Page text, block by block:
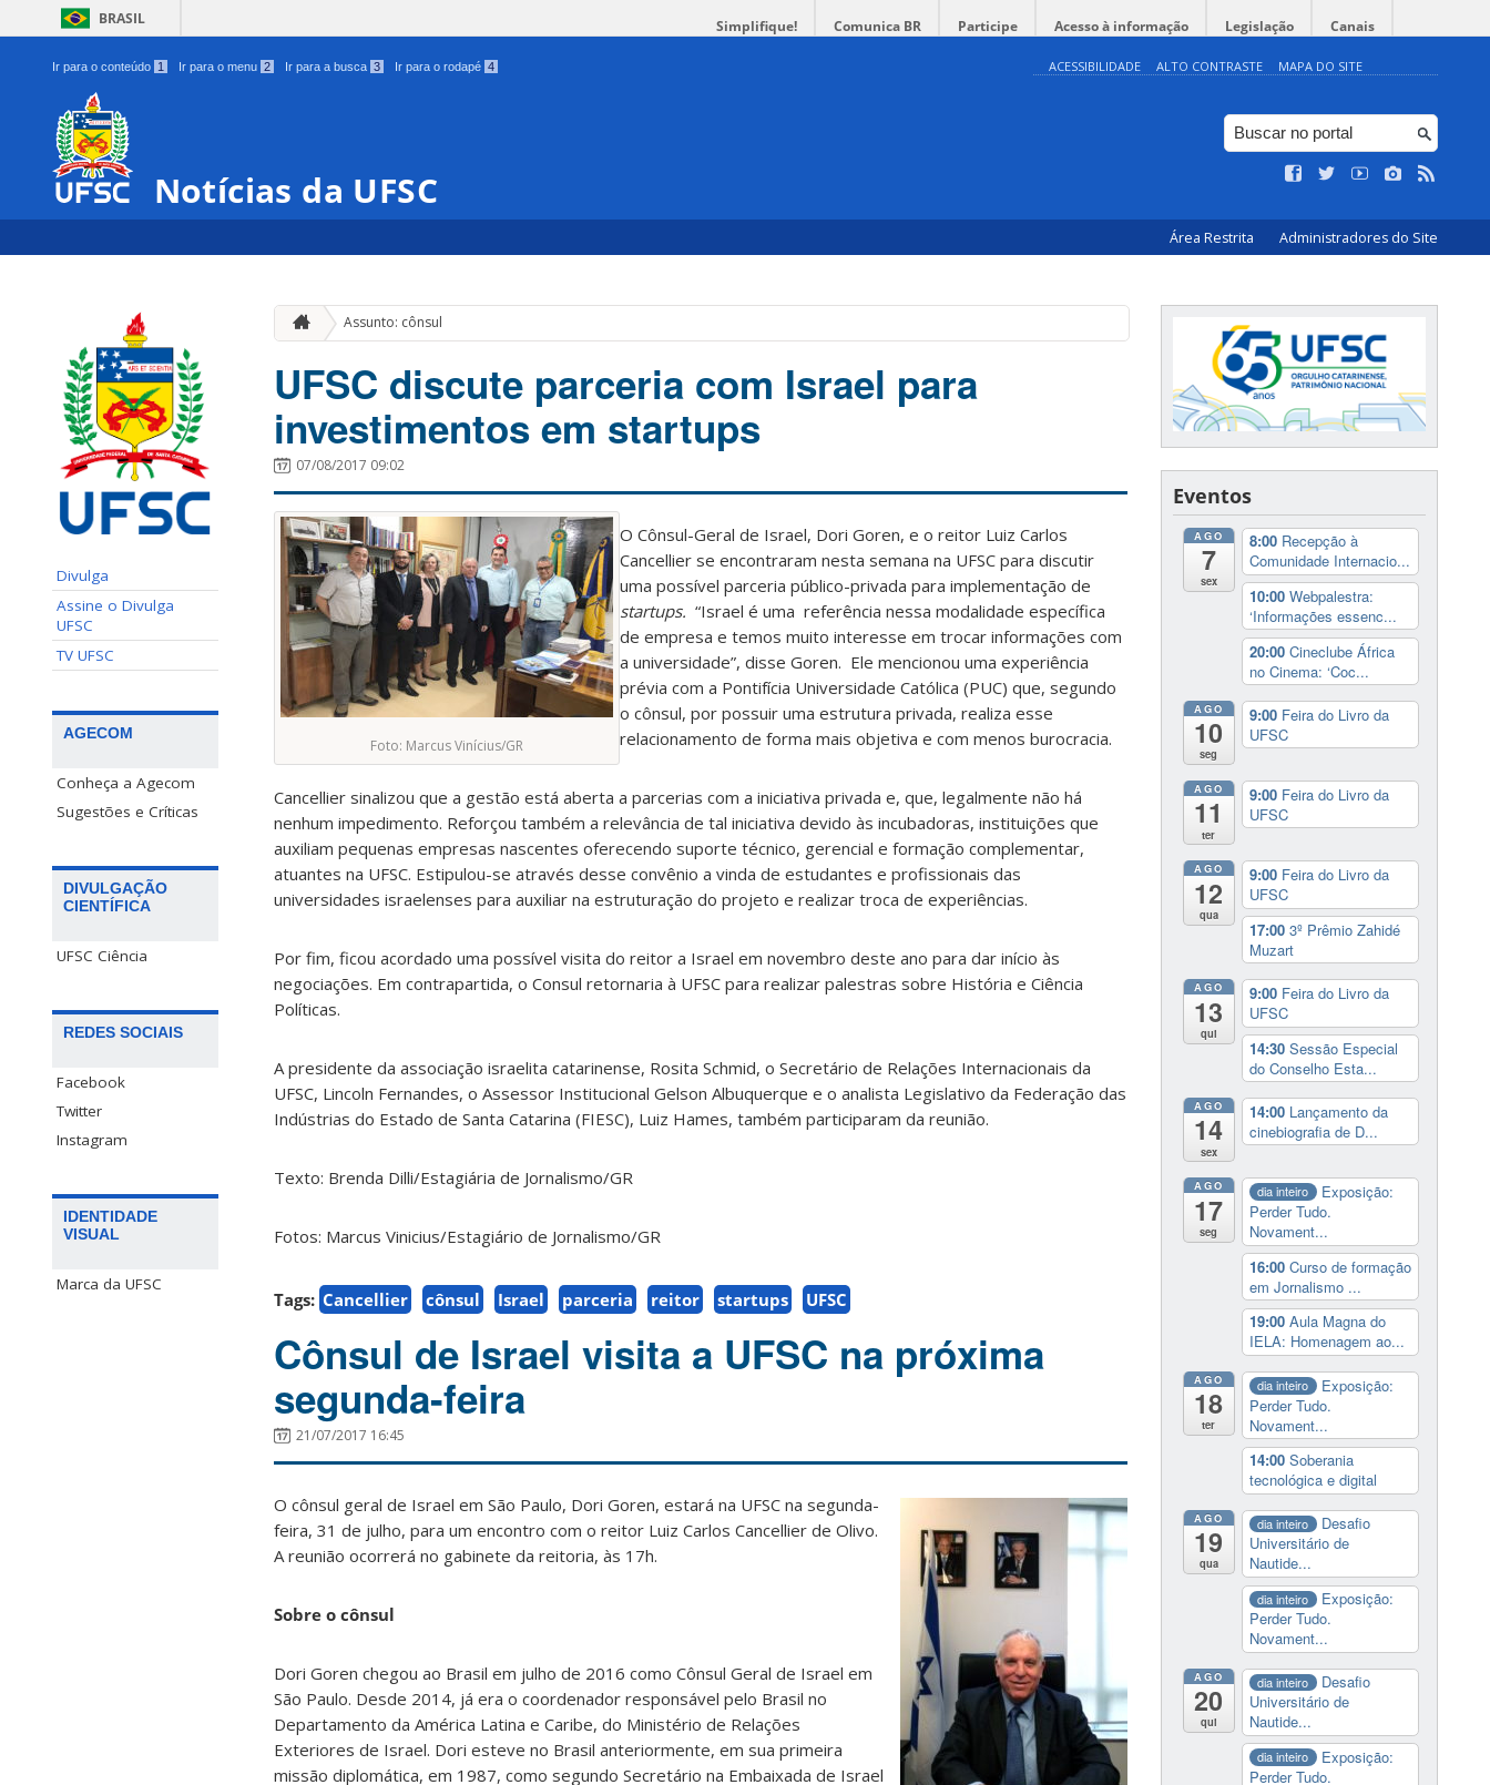
BRASIL Simplifique! Comunica BR Participe Acesso à informação Legislação Canais
Ir para o conteúdo 1 Ir para o menu 2 Ir para a busca 3 Ir para o rodapé 4 ACESSIBILIDADE ALTO CONTRASTE MAPA DO SITE
Notícias da UFSC
Área Restrita Administradores do Site
Divulga
Assine o Divulga
UFSC
TV UFSC
AGECOM
Conheça a Agecom
Sugestões e Críticas
DIVULGAÇÃO
CIENTÍFICA
UFSC Ciência
REDES SOCIAIS
Facebook
Twitter
Instagram
IDENTIDADE
VISUAL
Marca da UFSC
Assunto: cônsul
UFSC discute parceria com Israel para
investimentos em startups
07/08/2017 09:02
Foto: Marcus Vinícius/GR
O Cônsul-Geral de Israel, Dori Goren, e o reitor Luiz Carlos
Cancellier se encontraram nesta semana na UFSC para discutir
uma possível parceria público-privada para implementação de
startups. “Israel é uma referência nessa modalidade específica
de empresa e temos muito interesse em trocar informações com
a universidade”, disse Goren. Ele mencionou uma experiência
prévia com a Pontifícia Universidade Católica (PUC) que, segundo
o cônsul, por possuir uma estrutura privada, realiza esse
relacionamento de forma mais objetiva e com menos burocracia.
Cancellier sinalizou que a gestão está aberta a parcerias com a iniciativa privada e, que, legalmente não há
nenhum impedimento. Reforçou também a relevância de tal iniciativa devido às incubadoras, instituições que
auxiliam pequenas empresas nascentes oferecendo suporte técnico, gerencial e formação complementar,
atuantes na UFSC. Estipulou-se através desse convênio a vinda de estudantes e profissionais das
universidades israelenses para auxiliar na estruturação do projeto e realizar troca de experiências.
Por fim, ficou acordado uma possível visita do reitor a Israel em novembro deste ano para dar início às
negociações. Em contrapartida, o Consul retornaria à UFSC para realizar palestras sobre História e Ciência
Políticas.
A presidente da associação israelita catarinense, Rosita Schmid, o Secretário de Relações Internacionais da
UFSC, Lincoln Fernandes, o Assessor Institucional Gelson Albuquerque e o analista Legislativo da Federação das
Indústrias do Estado de Santa Catarina (FIESC), Luiz Hames, também participaram da reunião.
Texto: Brenda Dilli/Estagiária de Jornalismo/GR
Fotos: Marcus Vinicius/Estagiário de Jornalismo/GR
Tags: Cancellier cônsul Israel parceria reitor startups UFSC
Cônsul de Israel visita a UFSC na próxima
segunda-feira
21/07/2017 16:45
O cônsul geral de Israel em São Paulo, Dori Goren, estará na UFSC na segunda-
feira, 31 de julho, para um encontro com o reitor Luiz Carlos Cancellier de Olivo.
A reunião ocorrerá no gabinete da reitoria, às 17h.
Sobre o cônsul
Dori Goren chegou ao Brasil em julho de 2016 como Cônsul Geral de Israel em
São Paulo. Desde 2014, já era o coordenador responsável pelo Brasil no
Departamento da América Latina e Caribe, do Ministério de Relações
Exteriores de Israel. Dori esteve no Brasil anteriormente, em sua primeira
missão diplomática, em 1987, como segundo Secretário na Embaixada de Israel
Eventos
AGO
7
sex
8:00 Recepção à
Comunidade Internacio...
10:00 Webpalestra:
‘Informações essenc...
20:00 Cineclube África
no Cinema: ‘Coc...
AGO
10
seg
9:00 Feira do Livro da
UFSC
AGO
11
ter
9:00 Feira do Livro da
UFSC
AGO
12
qua
9:00 Feira do Livro da
UFSC
17:00 3º Prêmio Zahidé
Muzart
AGO
13
qui
9:00 Feira do Livro da
UFSC
14:30 Sessão Especial
do Conselho Esta...
AGO
14
sex
14:00 Lançamento da
cinebiografia de D...
AGO
17
seg
dia inteiro
Exposição:
Perder Tudo.
Novament...
16:00 Curso de formação
em Jornalismo ...
19:00 Aula Magna do
IELA: Homenagem ao...
AGO
18
ter
dia inteiro
Exposição:
Perder Tudo.
Novament...
14:00 Soberania
tecnológica e digital
AGO
19
qua
dia inteiro
Desafio
Universitário de
Nautide...
dia inteiro
Exposição:
Perder Tudo.
Novament...
AGO
20
qui
dia inteiro
Desafio
Universitário de
Nautide...
dia inteiro
Exposição:
Perder Tudo.